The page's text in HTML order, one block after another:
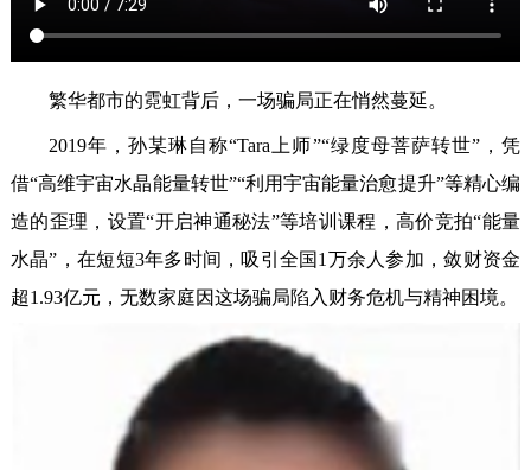
繁华都市的霓虹背后，一场骗局正在悄然蔓延。
2019年，孙某琳自称“Tara上师”“绿度母菩萨转世”，凭
借“高维宇宙水晶能量转世”“利用宇宙能量治愈提升”等精心编
造的歪理，设置“开启神通秘法”等培训课程，高价竞拍“能量
水晶”，在短短3年多时间，吸引全国1万余人参加，敛财资金
超1.93亿元，无数家庭因这场骗局陷入财务危机与精神困境。